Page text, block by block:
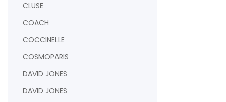
CLUSE
COACH
COCCINELLE
COSMOPARIS
DAVID JONES
DAVID JONES